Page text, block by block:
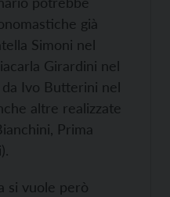
già
Simoni nel
Girardini nel
Ivo Butterini nel
altre realizzate
Prima
si vuole però